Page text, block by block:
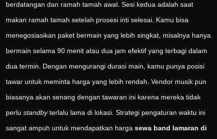
berdatangan dan ramah tamah awal. Sesi kedua adalah saat
makan ramah tamah setelah prosesi inti selesai. Kamu bisa
menegosiasikan paket bermain yang lebih singkat, misalnya hanya
bermain selama 90 menit atau dua jam efektif yang terbagi dalam
dua termin. Dengan mengurangi durasi main, kamu punya posisi
tawar untuk meminta harga yang lebih rendah. Vendor musik pun
biasanya akan senang dengan tawaran ini karena mereka tidak
perlu standbyterlalu lama di lokasi. Strategi pengaturan waktu ini
sangat ampuh untuk mendapatkan harga sewa band lamaran di